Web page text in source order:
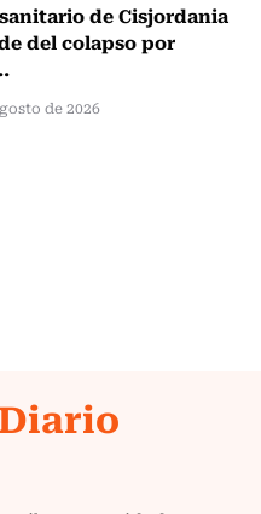
de Cisjordania
del colapso por
de 2026